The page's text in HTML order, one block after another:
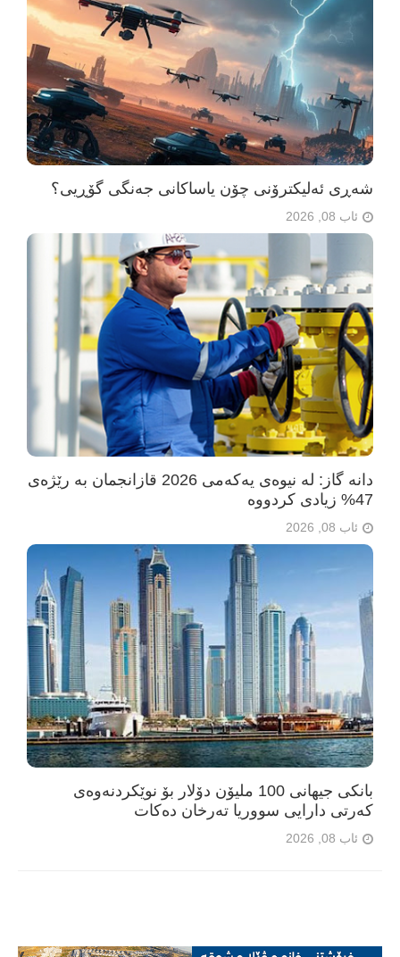
شەڕی ئەلیکترۆنی چۆن یاساکانی جەنگی گۆڕیی؟
ئاب 08, 2026
دانە گاز: لە نیوەی یەکەمی 2026 قازانجمان بە رێژەی
47% زیادی کردووە
ئاب 08, 2026
بانکی جیهانی 100 ملیۆن دۆلار بۆ نوێکردنەوەی
کەرتی دارایی سووریا تەرخان دەکات
ئاب 08, 2026